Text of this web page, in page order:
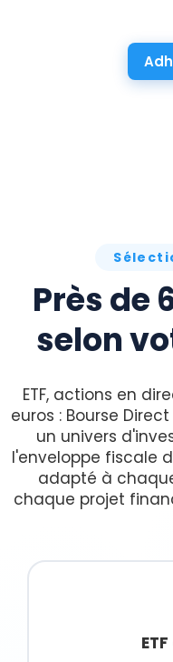
Près de
selon
ETF, actions en
euros : Bourse
un univers
l'enveloppe fiscale
adapté à
chaque projet